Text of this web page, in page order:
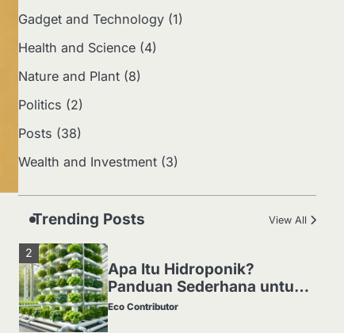
Gadget and Technology(1)
Health and Science(4)
Nature and Plant(8)
Politics (2)
Posts (38)
Wealth and Investment(3)
Trending Posts View All
1
Media Tanam: Jenis,
Fungsi, dan Cara Membuat
Apa Itu Hidroponik?
3
Harga Emas Hari Ini:
Panduan untuk Membeli
dan Investasi
Eco Contributor